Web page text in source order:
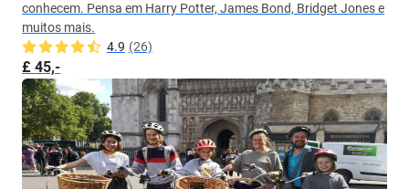
conhecem. Pensa em Harry Potter, James Bond, Bridget Jones e
muitos mais.
4.9 (26)
£ 45,-